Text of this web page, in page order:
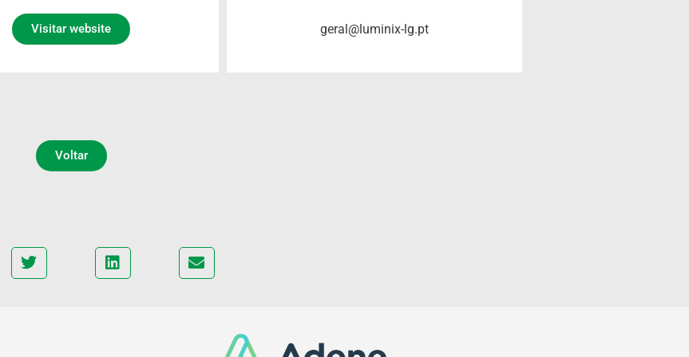
Visitar website geral@luminix-lg.pt
Voltar